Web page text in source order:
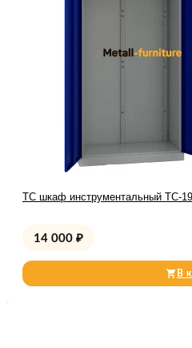
TC шкаф инструментальный TC-
14 000 ₽
В